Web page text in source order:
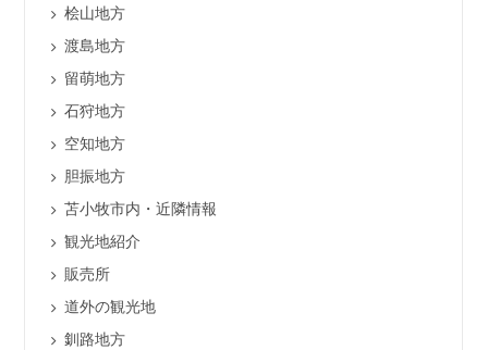
桧山地方
渡島地方
留萌地方
石狩地方
空知地方
胆振地方
苫小牧市内・近隣情報
観光地紹介
販売所
道外の観光地
釧路地方